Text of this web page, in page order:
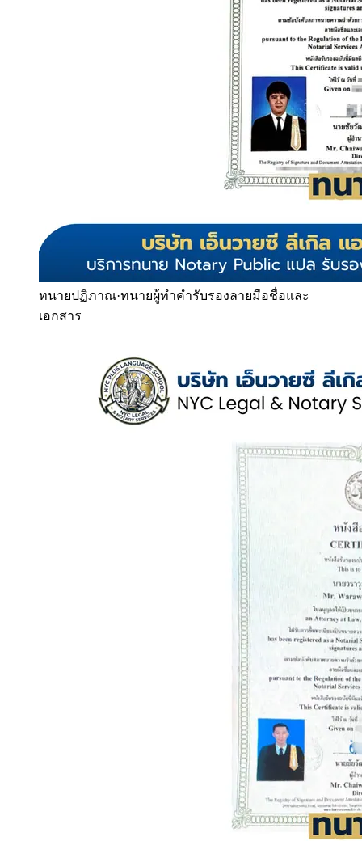
ทนายปฏิภาณ·ทนายผู้ทำคำรับรองลายมือชื่อและ
เอกสาร